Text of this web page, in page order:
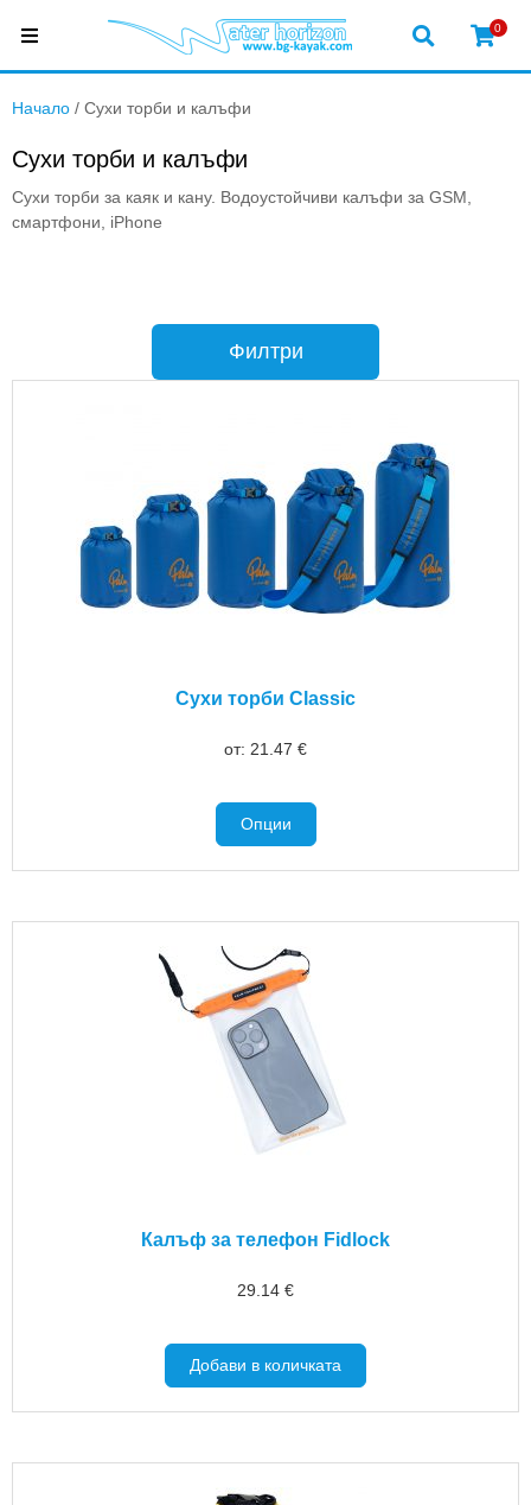
0
Начало / Сухи торби и калъфи
Сухи торби и калъфи
Сухи торби за каяк и кану. Водоустойчиви калъфи за GSM,
смартфони, iPhone
Филтри
Сухи торби Classic
от: 21.47 €
Опции
Калъф за телефон Fidlock
29.14 €
Добави в количката